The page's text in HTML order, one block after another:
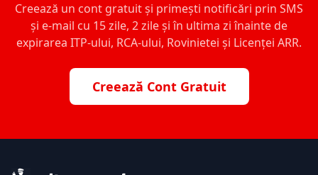
Creează un cont gratuit și primești notificări prin SMS
și e-mail cu 15 zile, 2 zile și în ultima zi înainte de
expirarea ITP-ului, RCA-ului, Rovinietei și Licenței ARR.
Creează Cont Gratuit